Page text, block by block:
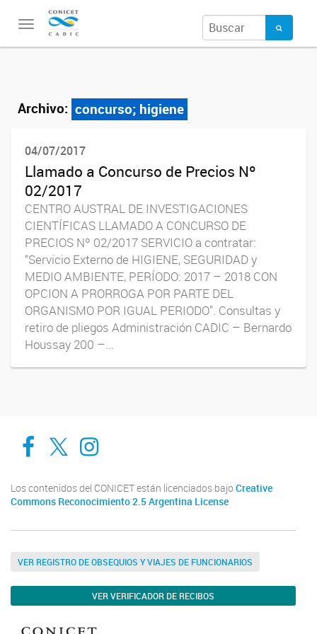
Toggle
Archivo: concurso; higiene
04/07/2017
Llamado a Concurso de Precios Nº
02/2017
CENTRO AUSTRAL DE INVESTIGACIONES
CIENTÍFICAS LLAMADO A CONCURSO DE
PRECIOS Nº 02/2017 SERVICIO a contratar:
“Servicio Externo de HIGIENE, SEGURIDAD y
MEDIO AMBIENTE, PERÍODO: 2017 – 2018 CON
OPCION A PRORROGA POR PARTE DEL
ORGANISMO POR IGUAL PERIODO”. Consultas y
retiro de pliegos Administración CADIC – Bernardo
Houssay 200 –...
Cadic en RedCADIC Ushuaia
Cadic en Red
Los contenidos del CONICET están licenciados bajo Creative
Commons Reconocimiento 2.5 Argentina License
VER REGISTRO DE OBSEQUIOS Y VIAJES DE FUNCIONARIOS
VER VERIFICADOR DE RECIBOS